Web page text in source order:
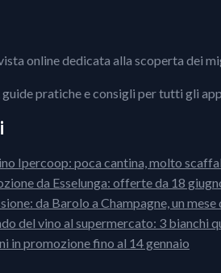
online dedicata alla scoperta dei
guide pratiche e consigli per tutti gli
Ipercoop: poca cantina, molto
da Esselunga: offerte da 18
da Barolo a Champagne, un
del vino al supermercato: 3 bianchi
in promozione fino al 14 gennaio